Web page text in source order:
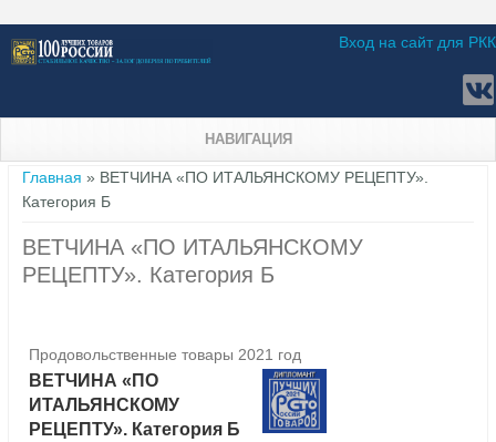
Вход на сайт для РКК
НАВИГАЦИЯ
Вы здесь
Главная » ВЕТЧИНА «ПО ИТАЛЬЯНСКОМУ РЕЦЕПТУ».
Категория Б
ВЕТЧИНА «ПО ИТАЛЬЯНСКОМУ
РЕЦЕПТУ». Категория Б
Продовольственные товары 2021 год
ВЕТЧИНА «ПО
ИТАЛЬЯНСКОМУ
РЕЦЕПТУ». Категория Б